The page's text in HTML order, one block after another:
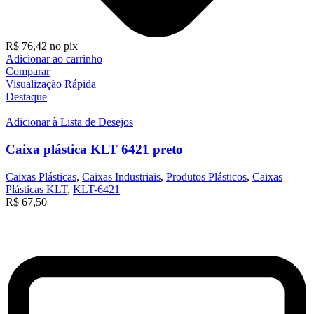
R$ 76,42 no pix
Adicionar ao carrinho
Comparar
Visualização Rápida
Destaque
Adicionar à Lista de Desejos
Caixa plástica KLT 6421 preto
Caixas Plásticas, Caixas Industriais, Produtos Plásticos, Caixas
Plásticas KLT, KLT-6421
R$ 67,50